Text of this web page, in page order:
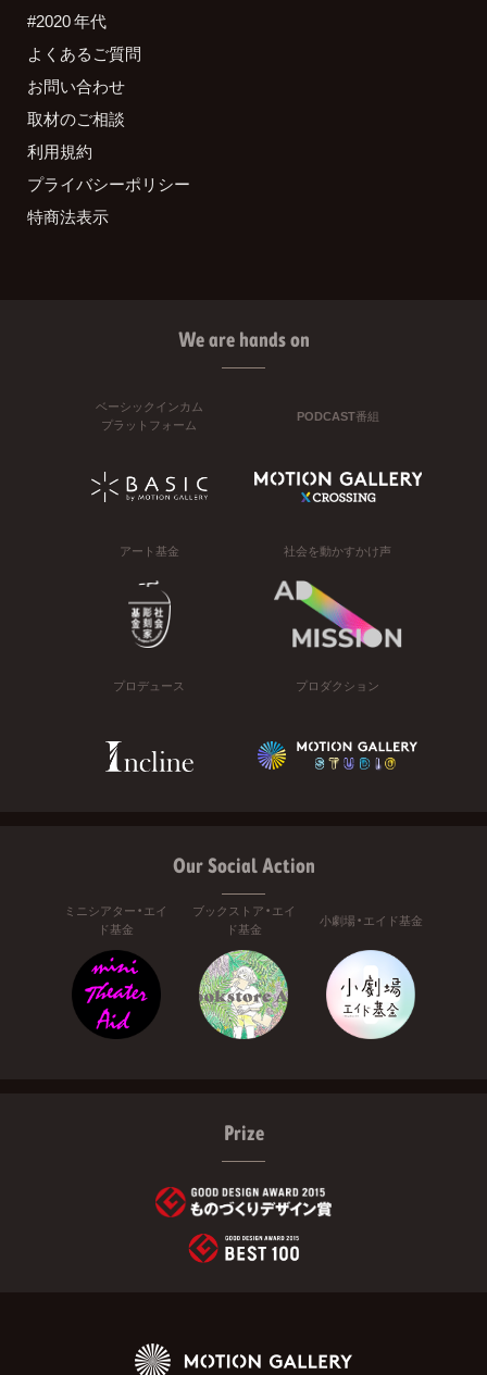
#2020 年代
よくあるご質問
お問い合わせ
取材のご相談
利用規約
プライバシーポリシー
特商法表示
We are hands on
ベーシックインカム
プラットフォーム
PODCAST番組
アート基金 社会を動かすかけ声
プロデュース プロダクション
Our Social Action
ミニシアター・エイ
ド基金
ブックストア・エイ
ド基金
小劇場・エイド基金
Prize